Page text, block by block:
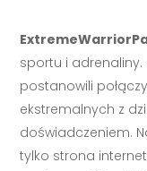
sportu i
postanowili
ekstremalnych z
doświadczeniem.
tylko strona